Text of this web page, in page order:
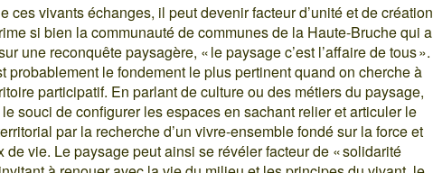
ces vivants échanges, il peut devenir facteur d’unité et de création
si bien la communauté de communes de la Haute-Bruche qui a
une reconquête paysagère, « le paysage c’est l’affaire de tous ».
probablement le fondement le plus pertinent quand on cherche à
participatif. En parlant de culture ou des métiers du paysage,
souci de configurer les espaces en sachant relier et articuler le
par la recherche d’un vivre-ensemble fondé sur la force et
de vie. Le paysage peut ainsi se révéler facteur de « solidarité